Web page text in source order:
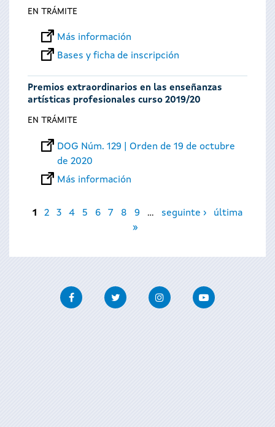
EN TRÁMITE
Más información
Bases y ficha de inscripción
Premios extraordinarios en las enseñanzas
artísticas profesionales curso 2019/20
EN TRÁMITE
DOG Núm. 129 | Orden de 19 de octubre
de 2020
Más información
Páginas
1 2 3 4 5 6 7 8 9 … seguinte ›
última
»
FacebookTwitter InstagramYoutube